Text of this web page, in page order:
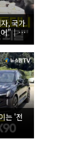
, 국가
"｜
는 '전